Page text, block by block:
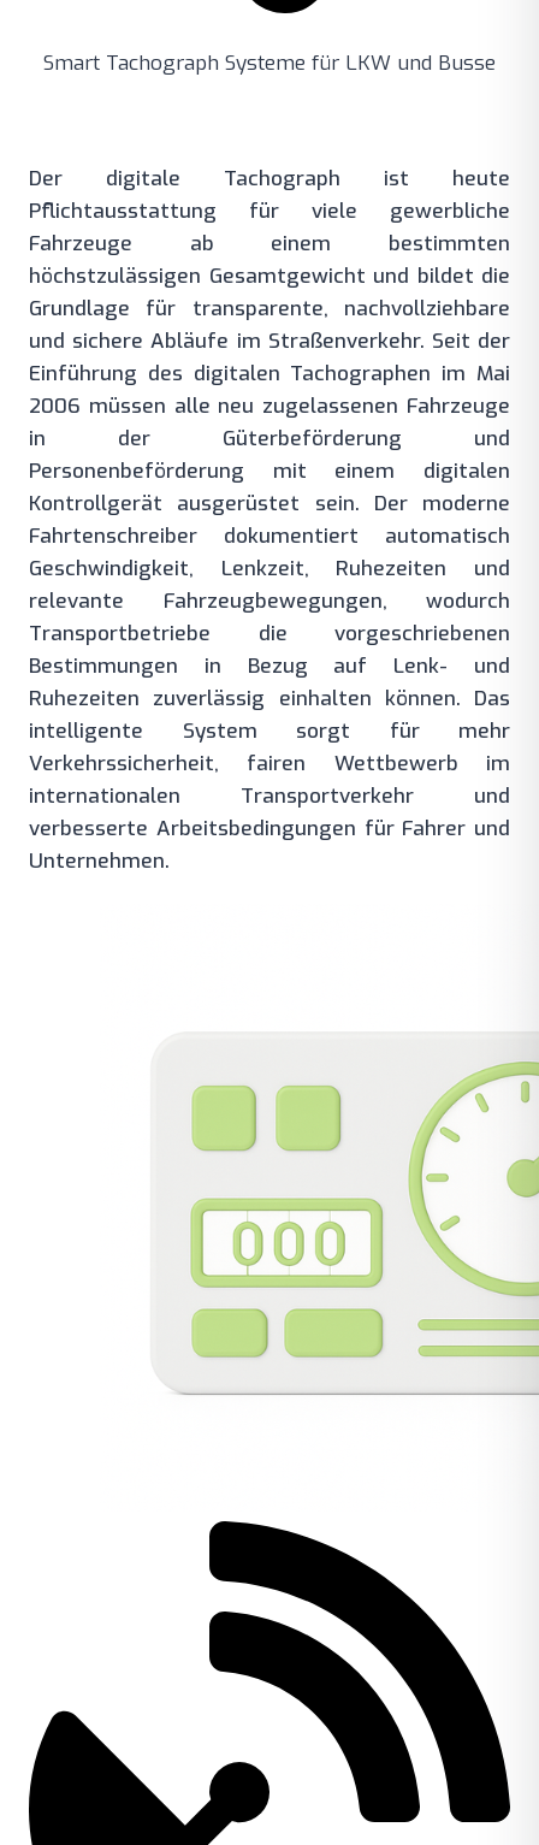
Smart Tachograph Systeme für LKW und Busse
Der digitale Tachograph ist heute
Pflichtausstattung für viele gewerbliche
Fahrzeuge ab einem bestimmten
höchstzulässigen Gesamtgewicht und bildet die
Grundlage für transparente, nachvollziehbare
und sichere Abläufe im Straßenverkehr. Seit der
Einführung des digitalen Tachographen im Mai
2006 müssen alle neu zugelassenen Fahrzeuge
in der Güterbeförderung und
Personenbeförderung mit einem digitalen
Kontrollgerät ausgerüstet sein. Der moderne
Fahrtenschreiber dokumentiert automatisch
Geschwindigkeit, Lenkzeit, Ruhezeiten und
relevante Fahrzeugbewegungen, wodurch
Transportbetriebe die vorgeschriebenen
Bestimmungen in Bezug auf Lenk- und
Ruhezeiten zuverlässig einhalten können. Das
intelligente System sorgt für mehr
Verkehrssicherheit, fairen Wettbewerb im
internationalen Transportverkehr und
verbesserte Arbeitsbedingungen für Fahrer und
Unternehmen.